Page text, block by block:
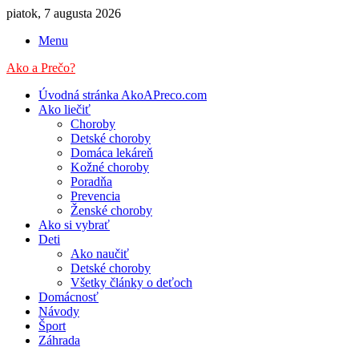
piatok, 7 augusta 2026
Menu
Ako a Prečo?
Úvodná stránka AkoAPreco.com
Ako liečiť
Choroby
Detské choroby
Domáca lekáreň
Kožné choroby
Poradňa
Prevencia
Ženské choroby
Ako si vybrať
Deti
Ako naučiť
Detské choroby
Všetky články o deťoch
Domácnosť
Návody
Šport
Záhrada